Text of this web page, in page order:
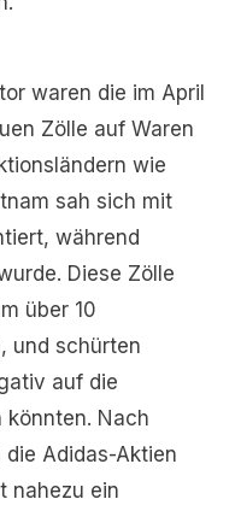
waren die im April
Zölle auf Waren
wie
sah sich mit
während
Diese Zölle
über 10
und schürten
auf die
könnten. Nach
Adidas-Aktien
nahezu ein